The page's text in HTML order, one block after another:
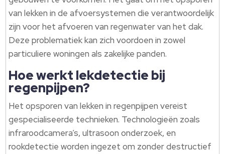
van lekken in de afvoersystemen die verantwoordelijk
zijn voor het afvoeren van regenwater van het dak.
Deze problematiek kan zich voordoen in zowel
particuliere woningen als zakelijke panden.
Hoe werkt lekdetectie bij
regenpijpen?
Het opsporen van lekken in regenpijpen vereist
gespecialiseerde technieken. Technologieën zoals
infraroodcamera’s, ultrasoon onderzoek, en
rookdetectie worden ingezet om zonder destructief